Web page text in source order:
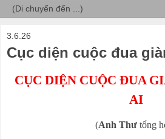
3.6.26
Cục diện cuộc đua
CỤC DIỆN CUỘC ĐUA
AI
(Anh Thư tổng